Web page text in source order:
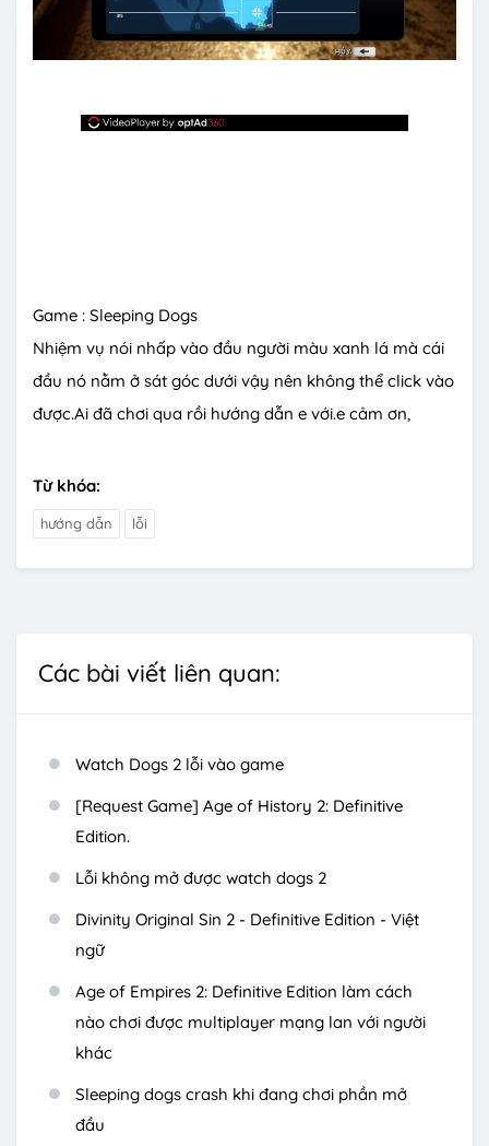
Game : Sleeping Dogs
Nhiệm vụ nói nhấp vào đầu người màu xanh lá mà cái
đầu nó nằm ở sát góc dưới vậy nên không thể click vào
được.Ai đã chơi qua rồi hướng dẫn e với.e cảm ơn,
Từ khóa:
hướng dẫn lỗi
Các bài viết liên quan:
Watch Dogs 2 lỗi vào game
[Request Game] Age of History 2: Definitive
Edition.
Lỗi không mở được watch dogs 2
Divinity Original Sin 2 - Definitive Edition - Việt
ngữ
Age of Empires 2: Definitive Edition làm cách
nào chơi được multiplayer mạng lan với người
khác
Sleeping dogs crash khi đang chơi phần mở
đầu